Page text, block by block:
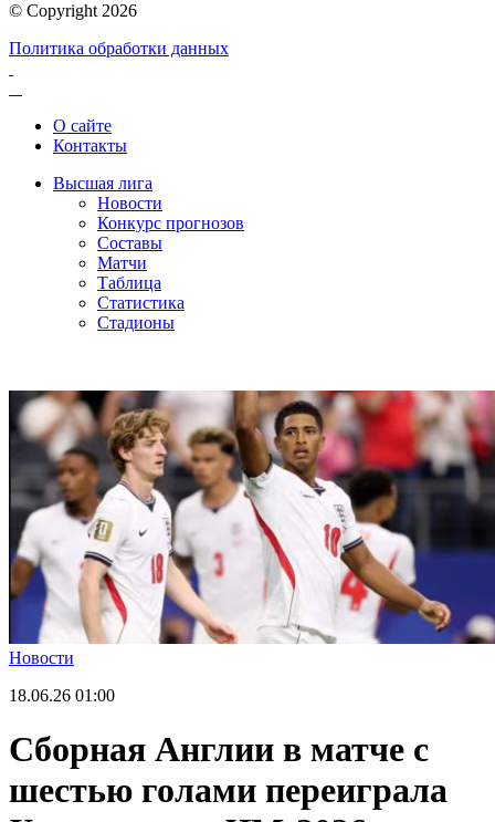
© Copyright 2026
Политика обработки данных
О сайте
Контакты
Высшая лига
Новости
Конкурс прогнозов
Составы
Матчи
Таблица
Статистика
Стадионы
Новости
18.06.26 01:00
Сборная Англии в матче с
шестью голами переиграла